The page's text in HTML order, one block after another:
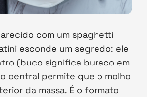
com um spaghetti
esconde um segredo: ele
(buco significa buraco em
central permite que o molho
da massa. É o formato